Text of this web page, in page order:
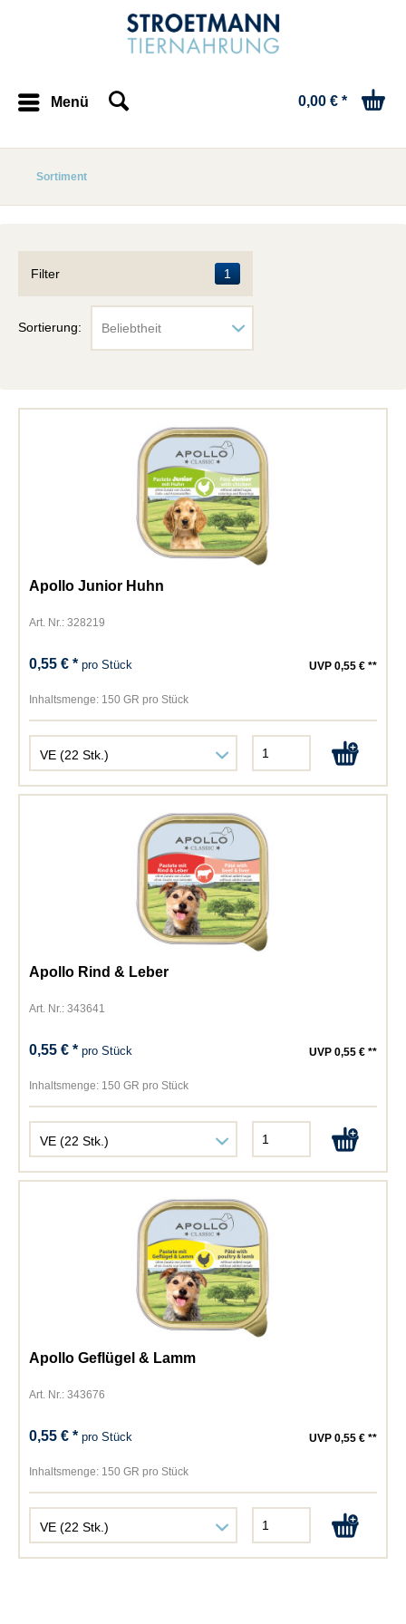
Menü 0,00 € *
Sortiment
Filter 1
Sortierung:
Apollo Junior Huhn
Art. Nr.: 328219
0,55 € *pro Stück UVP 0,55 € **
Inhaltsmenge: 150 GR pro Stück
Apollo Rind & Leber
Art. Nr.: 343641
0,55 € *pro Stück UVP 0,55 € **
Inhaltsmenge: 150 GR pro Stück
Apollo Geflügel & Lamm
Art. Nr.: 343676
0,55 € *pro Stück UVP 0,55 € **
Inhaltsmenge: 150 GR pro Stück